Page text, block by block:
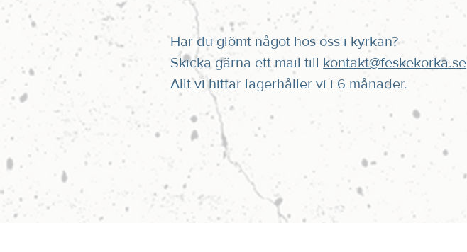
Har du glömt något hos oss i kyrkan?
Skicka gärna ett mail till kontakt@feskekorka.se
Allt vi hittar lagerhåller vi i 6 månader.